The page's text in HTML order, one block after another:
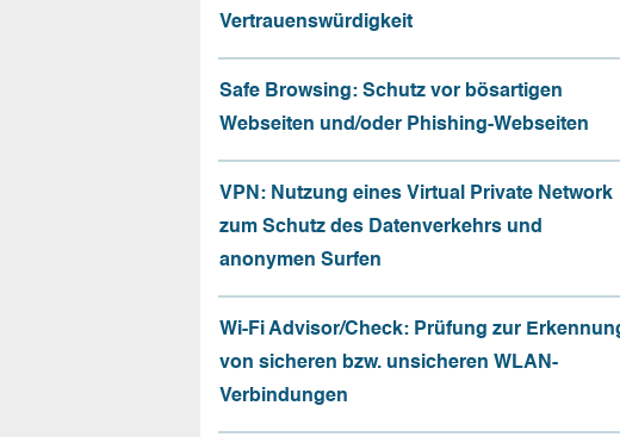
Vertrauenswürdigkeit
Safe Browsing: Schutz vor bösartigen
Webseiten und/oder Phishing-Webseiten
VPN: Nutzung eines Virtual Private Network
zum Schutz des Datenverkehrs und
anonymen Surfen
Wi-Fi Advisor/Check: Prüfung zur
von sicheren bzw. unsicheren WLAN-
Verbindungen